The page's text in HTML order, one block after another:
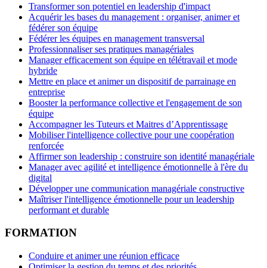
Transformer son potentiel en leadership d'impact
Acquérir les bases du management : organiser, animer et
fédérer son équipe
Fédérer les équipes en management transversal
Professionnaliser ses pratiques managériales
Manager efficacement son équipe en télétravail et mode
hybride
Mettre en place et animer un dispositif de parrainage en
entreprise
Booster la performance collective et l'engagement de son
équipe
Accompagner les Tuteurs et Maitres d’Apprentissage
Mobiliser l'intelligence collective pour une coopération
renforcée
Affirmer son leadership : construire son identité managériale
Manager avec agilité et intelligence émotionnelle à l'ère du
digital
Développer une communication managériale constructive
Maîtriser l'intelligence émotionnelle pour un leadership
performant et durable
FORMATION
Conduire et animer une réunion efficace